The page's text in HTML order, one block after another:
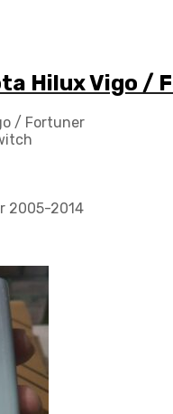
Hilux Vigo /
/ Fortuner
2005-2014